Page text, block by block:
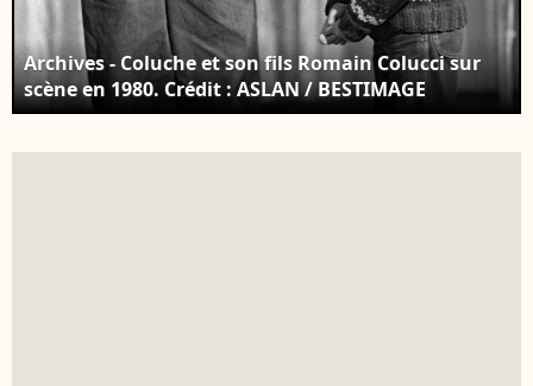
Archives - Coluche et son fils Romain Colucci sur
scène en 1980. Crédit : ASLAN / BESTIMAGE